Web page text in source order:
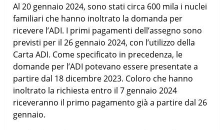
Al 20 gennaio 2024, sono stati circa 600 mila i nuclei
familiari che hanno inoltrato la domanda per
ricevere l’ADI. I primi pagamenti dell’assegno sono
previsti per il 26 gennaio 2024, con l’utilizzo della
Carta ADI. Come specificato in precedenza, le
domande per l’ADI potevano essere presentate a
partire dal 18 dicembre 2023. Coloro che hanno
inoltrato la richiesta entro il 7 gennaio 2024
riceveranno il primo pagamento già a partire dal 26
gennaio.